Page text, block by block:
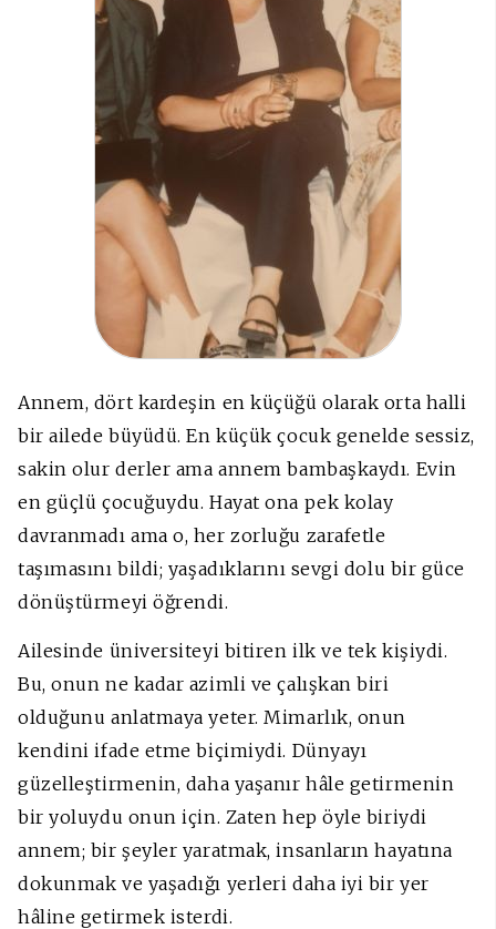
Annem, dört kardeşin en küçüğü olarak orta halli
bir ailede büyüdü. En küçük çocuk genelde sessiz,
sakin olur derler ama annem bambaşkaydı. Evin
en güçlü çocuğuydu. Hayat ona pek kolay
davranmadı ama o, her zorluğu zarafetle
taşımasını bildi; yaşadıklarını sevgi dolu bir güce
dönüştürmeyi öğrendi.
Ailesinde üniversiteyi bitiren ilk ve tek kişiydi.
Bu, onun ne kadar azimli ve çalışkan biri
olduğunu anlatmaya yeter. Mimarlık, onun
kendini ifade etme biçimiydi. Dünyayı
güzelleştirmenin, daha yaşanır hâle getirmenin
bir yoluydu onun için. Zaten hep öyle biriydi
annem; bir şeyler yaratmak, insanların hayatına
dokunmak ve yaşadığı yerleri daha iyi bir yer
hâline getirmek isterdi.